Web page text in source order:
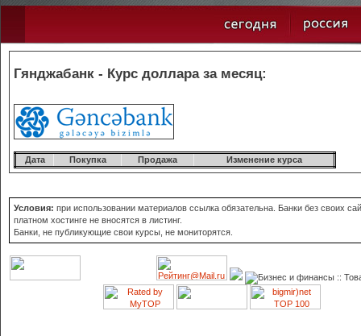
Гянджабанк - Курс доллара за месяц:
Дата Покупка Продажа Изменение курса
Условия: при использовании материалов ссылка обязательна. Банки без своих
платном хостинге не вносятся в листинг.
Банки, не публикующие свои курсы, не мониторятся.